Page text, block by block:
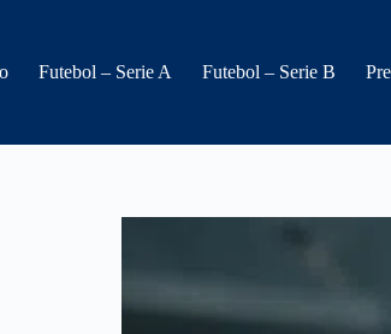
Futebol – Serie A Futebol – Serie B